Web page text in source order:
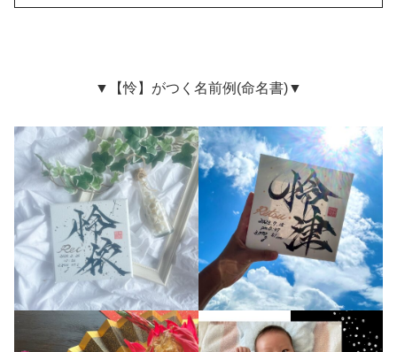
▼【怜】がつく名前例(命名書)▼